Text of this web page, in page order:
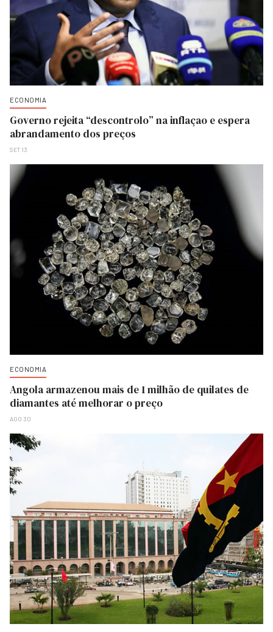
ECONOMIA
Governo rejeita “descontrolo” na inflaçao e espera
abrandamento dos preços
SET 13
ECONOMIA
Angola armazenou mais de 1 milhão de quilates de
diamantes até melhorar o preço
AGO 30